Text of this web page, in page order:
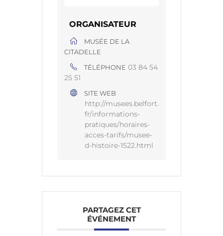
ORGANISATEUR
MUSÉE DE LA
CITADELLE
TÉLÉPHONE 03 84 54
25 51
SITE WEB
http://musees.belfort.
fr/informations-
pratiques/horaires-
acces-tarifs/musee-
d-histoire-1522.html
PARTAGEZ CET
ÉVÉNEMENT